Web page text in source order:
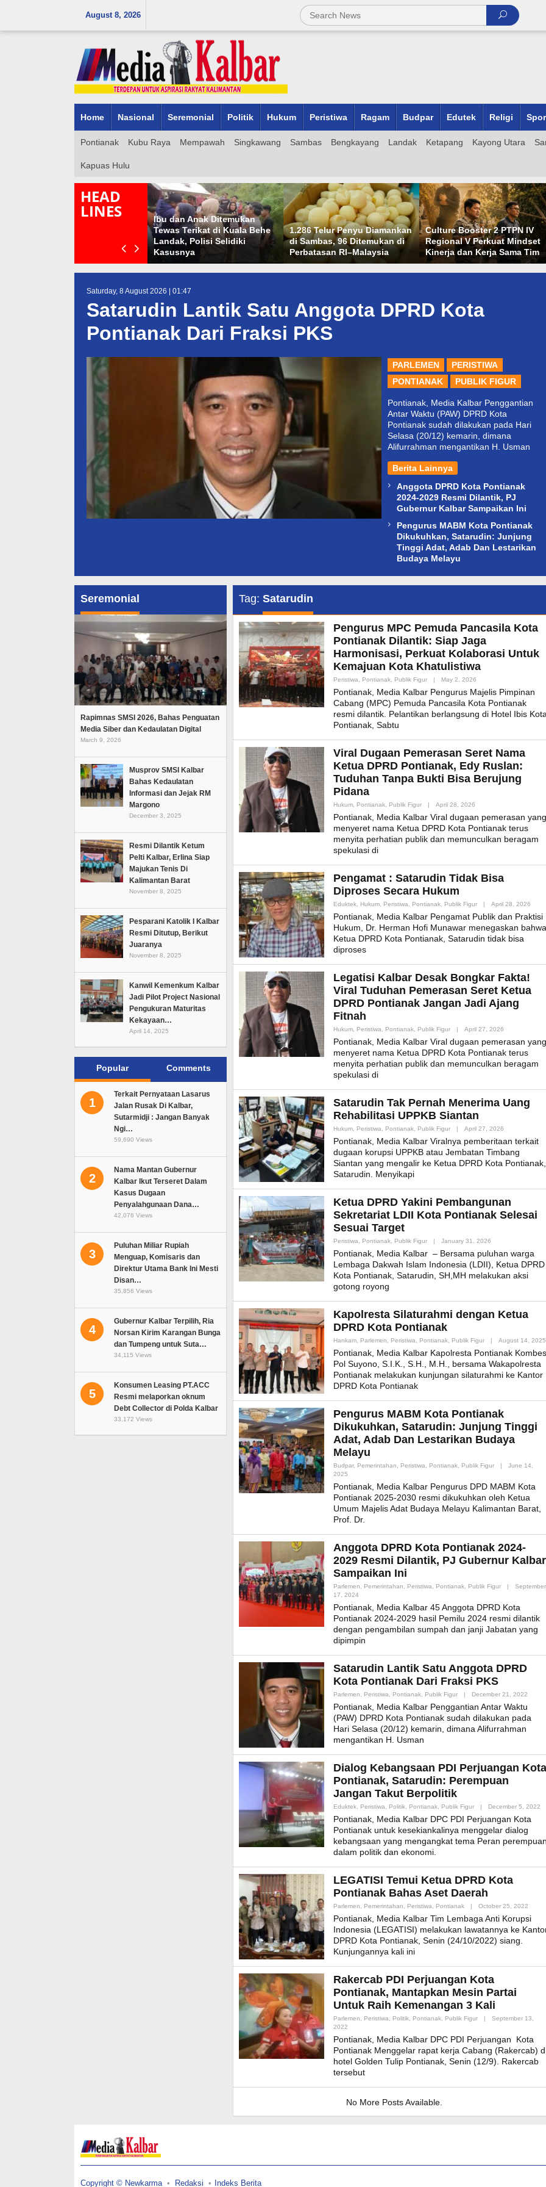
August 8, 2026
Home Nasional Seremonial Politik Hukum Peristiwa Ragam Budpar Edutek Religi
Pontianak Kubu Raya Mempawah Singkawang Sambas Bengkayang Landak Ketapang Kayong Utara
Kapuas Hulu
HEAD
LINES
Ibu dan Anak Ditemukan
Tewas Terikat di Kuala Behe
1.286 Telur Penyu Diamankan
di Sambas, 96 Ditemukan di
Perbatasan RI–Malaysia
Culture Booster 2 PTPN IV
Regional V Perkuat Mindset
Kinerja dan Kerja Sama Tim
LEGATISI Datang
Waktu, Yayasan Tak
Klarifikasi Berujung
Hukum
Saturday, 8 August 2026 | 01:47
Satarudin Lantik Satu Anggota DPRD Kota
Pontianak Dari Fraksi PKS
PARLEMEN
PERISTIWA
PONTIANAK
PUBLIK FIGUR
Pontianak, Media Kalbar Penggantian
Antar Waktu (PAW) DPRD Kota
Pontianak sudah dilakukan pada Hari
Selasa (20/12) kemarin, dimana
Alifurrahman mengantikan H. Usman
Berita Lainnya
Anggota DPRD Kota Pontianak
2024-2029 Resmi Dilantik, PJ
Gubernur Kalbar Sampaikan Ini
Pengurus MABM Kota Pontianak
Dikukuhkan, Satarudin: Junjung
Tinggi Adat, Adab Dan Lestarikan
Budaya Melayu
Seremonial
Rapimnas SMSI 2026, Bahas Penguatan
Media Siber dan Kedaulatan Digital
March 9, 2026
Musprov SMSI Kalbar
Bahas Kedaulatan
Informasi dan Jejak RM
Margono
December 3, 2025
Resmi Dilantik Ketum
Pelti Kalbar, Erlina Siap
Majukan Tenis Di
Kalimantan Barat
November 8, 2025
Pesparani Katolik I Kalbar
Resmi Ditutup, Berikut
Juaranya
November 8, 2025
Kanwil Kemenkum Kalbar
Jadi Pilot Project Nasional
Pengukuran Maturitas
Kekayaan…
April 14, 2025
Popular Comments
1
Terkait Pernyataan Lasarus
Jalan Rusak Di Kalbar,
Sutarmidji : Jangan Banyak
Ngi…
59,690 Views
2
Nama Mantan Gubernur
Kalbar Ikut Terseret Dalam
Kasus Dugaan
Penyalahgunaan Dana…
42,076 Views
3
Puluhan Miliar Rupiah
Menguap, Komisaris dan
Direktur Utama Bank Ini Mesti
Disan…
35,856 Views
4
Gubernur Kalbar Terpilih, Ria
Norsan Kirim Karangan Bunga
dan Tumpeng untuk Suta…
34,115 Views
5
Konsumen Leasing PT.ACC
Resmi melaporkan oknum
Debt Collector di Polda Kalbar
33,172 Views
Tag: Satarudin
Pengurus MPC Pemuda Pancasila Kota
Pontianak Dilantik: Siap Jaga
Harmonisasi, Perkuat Kolaborasi Untuk
Kemajuan Kota Khatulistiwa
Peristiwa, Pontianak, Publik Figur | May 2, 2026
Pontianak, Media Kalbar Pengurus Majelis Pimpinan
Cabang (MPC) Pemuda Pancasila Kota Pontianak
resmi dilantik. Pelantikan berlangsung di Hotel Ibis
Pontianak, Sabtu
Viral Dugaan Pemerasan Seret Nama
Ketua DPRD Pontianak, Edy Ruslan:
Tuduhan Tanpa Bukti Bisa Berujung
Pidana
Hukum, Pontianak, Publik Figur | April 28, 2026
Pontianak, Media Kalbar Viral dugaan pemerasan yang
menyeret nama Ketua DPRD Kota Pontianak terus
menyita perhatian publik dan memunculkan beragam
spekulasi di
Pengamat : Satarudin Tidak Bisa
Diproses Secara Hukum
Eduktek, Hukum, Peristiwa, Pontianak, Publik Figur | April 28, 2026
Pontianak, Media Kalbar Pengamat Publik dan Praktisi
Hukum, Dr. Herman Hofi Munawar menegaskan bahwa
Ketua DPRD Kota Pontianak, Satarudin tidak bisa
diproses
Legatisi Kalbar Desak Bongkar Fakta!
Viral Tuduhan Pemerasan Seret Ketua
DPRD Pontianak Jangan Jadi Ajang
Fitnah
Hukum, Peristiwa, Pontianak, Publik Figur | April 27, 2026
Pontianak, Media Kalbar Viral dugaan pemerasan yang
menyeret nama Ketua DPRD Kota Pontianak terus
menyita perhatian publik dan memunculkan beragam
spekulasi di
Satarudin Tak Pernah Menerima Uang
Rehabilitasi UPPKB Siantan
Hukum, Peristiwa, Pontianak, Publik Figur | April 27, 2026
Pontianak, Media Kalbar Viralnya pemberitaan terkait
dugaan korupsi UPPKB atau Jembatan Timbang
Siantan yang mengalir ke Ketua DPRD Kota Pontianak,
Satarudin. Menyikapi
Ketua DPRD Yakini Pembangunan
Sekretariat LDII Kota Pontianak Selesai
Sesuai Target
Peristiwa, Pontianak, Publik Figur | January 31, 2026
Pontianak, Media Kalbar – Bersama puluhan warga
Lembaga Dakwah Islam Indonesia (LDII), Ketua DPRD
Kota Pontianak, Satarudin, SH,MH melakukan aksi
gotong royong
Kapolresta Silaturahmi dengan Ketua
DPRD Kota Pontianak
Hankam, Parlemen, Peristiwa, Pontianak, Publik Figur | August 14, 2025
Pontianak, Media Kalbar Kapolresta Pontianak Kombes
Pol Suyono, S.I.K., S.H., M.H., bersama Wakapolresta
Pontianak melakukan kunjungan silaturahmi ke Kantor
DPRD Kota Pontianak
Pengurus MABM Kota Pontianak
Dikukuhkan, Satarudin: Junjung Tinggi
Adat, Adab Dan Lestarikan Budaya
Melayu
Budpar, Pemerintahan, Peristiwa, Pontianak, Publik Figur |
June 14,
2025
Pontianak, Media Kalbar Pengurus DPD MABM Kota
Pontianak 2025-2030 resmi dikukuhkan oleh Ketua
Umum Majelis Adat Budaya Melayu Kalimantan Barat,
Prof. Dr.
Anggota DPRD Kota Pontianak 2024-
2029 Resmi Dilantik, PJ Gubernur Kalbar
Sampaikan Ini
Parlemen, Pemerintahan, Peristiwa, Pontianak, Publik Figur |
September
17, 2024
Pontianak, Media Kalbar 45 Anggota DPRD Kota
Pontianak 2024-2029 hasil Pemilu 2024 resmi dilantik
dengan pengambilan sumpah dan janji Jabatan yang
dipimpin
Satarudin Lantik Satu Anggota DPRD
Kota Pontianak Dari Fraksi PKS
Parlemen, Peristiwa, Pontianak, Publik Figur | December 21, 2022
Pontianak, Media Kalbar Penggantian Antar Waktu
(PAW) DPRD Kota Pontianak sudah dilakukan pada
Hari Selasa (20/12) kemarin, dimana Alifurrahman
mengantikan H. Usman
Dialog Kebangsaan PDI Perjuangan Kota
Pontianak, Satarudin: Perempuan
Jangan Takut Berpolitik
Eduktek, Peristiwa, Politik, Pontianak, Publik Figur | December 5, 2022
Pontianak, Media Kalbar DPC PDI Perjuangan Kota
Pontianak untuk kesekiankalinya menggelar dialog
kebangsaan yang mengangkat tema Peran
dalam politik dan ekonomi.
LEGATISI Temui Ketua DPRD Kota
Pontianak Bahas Aset Daerah
Parlemen, Pemerintahan, Peristiwa, Pontianak | October 25, 2022
Pontianak, Media Kalbar Tim Lembaga Anti Korupsi
Indonesia (LEGATISI) melakukan lawatannya ke
DPRD Kota Pontianak, Senin (24/10/2022) siang.
Kunjungannya kali ini
Rakercab PDI Perjuangan Kota
Pontianak, Mantapkan Mesin Partai
Untuk Raih Kemenangan 3 Kali
Parlemen, Peristiwa, Politik, Pontianak, Publik Figur |
September 13,
2022
Pontianak, Media Kalbar DPC PDI Perjuangan Kota
Pontianak Menggelar rapat kerja Cabang (Rakercab)
hotel Golden Tulip Pontianak, Senin (12/9). Rakercab
tersebut
No More Posts Available.
Copyright © Newkarma Redaksi Indeks Berita